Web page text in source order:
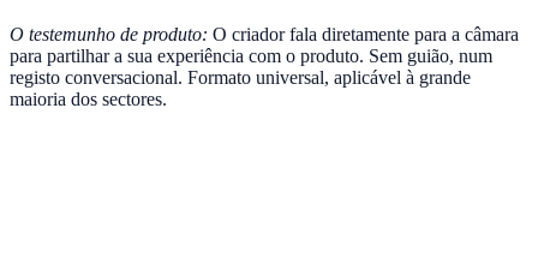
O testemunho de produto: O criador fala diretamente para a câmara
para partilhar a sua experiência com o produto. Sem guião, num
registo conversacional. Formato universal, aplicável à grande
maioria dos sectores.